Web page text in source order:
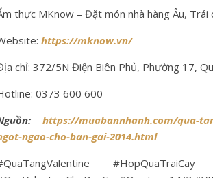
thực MKnow – Đặt món nhà hàng Âu, Trái
https://mknow.vn/
chỉ: 372/5N Điện Biên Phủ, Phường 17,
0373 600 600
https://muabannhanh.com/qua-
ngao-cho-ban-gai-2014.html